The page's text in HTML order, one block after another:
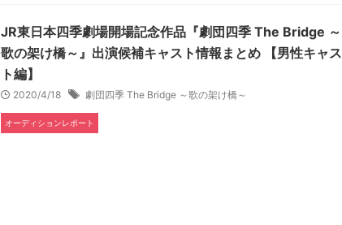
JR東日本四季劇場開場記念作品『劇団四季 The Bridge ～
歌の架け橋～』出演候補キャスト情報まとめ 【男性キャス
ト編】
2020/4/18 劇団四季 The Bridge ～歌の架け橋～
オーディションレポート